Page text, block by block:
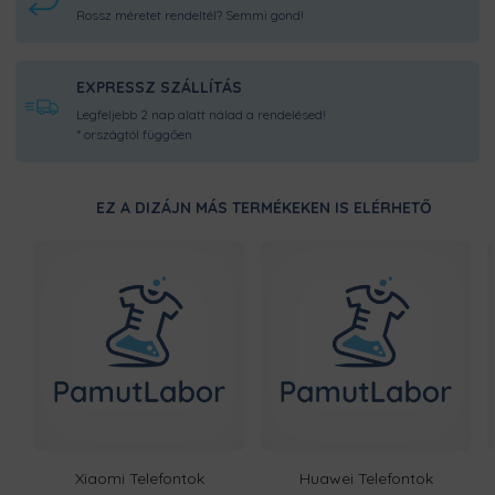
Rossz méretet rendeltél? Semmi gond!
EXPRESSZ SZÁLLÍTÁS
Legfeljebb 2 nap alatt nálad a rendelésed!
* országtól függően
EZ A DIZÁJN MÁS TERMÉKEKEN IS ELÉRHETŐ
Xiaomi Telefontok Huawei Telefontok